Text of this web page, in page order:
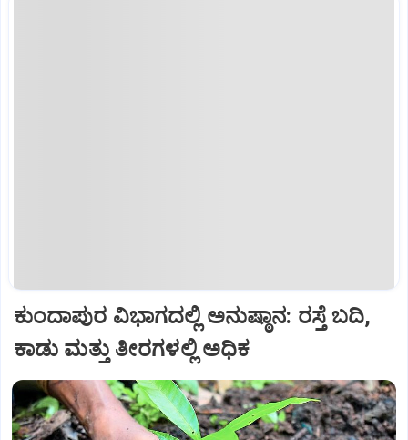
ಕುಂದಾಪುರ ವಿಭಾಗದಲ್ಲಿ ಅನುಷ್ಠಾನ: ರಸ್ತೆ ಬದಿ,
ಕಾಡು ಮತ್ತು ತೀರಗಳಲ್ಲಿ ಅಧಿಕ